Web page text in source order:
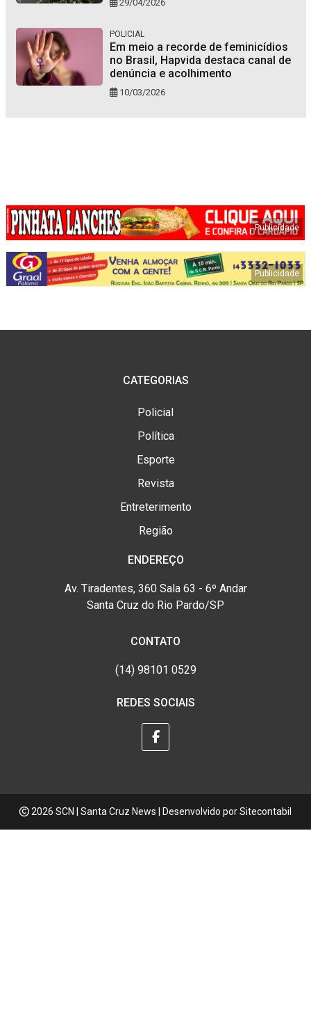
29/04/2026
POLICIAL
Em meio a recorde de feminicídios
no Brasil, Hapvida destaca canal de
denúncia e acolhimento
10/03/2026
CATEGORIAS
Policial
Política
Esporte
Revista
Entreterimento
Região
ENDEREÇO
Av. Tiradentes, 360 Sala 63 - 6º Andar
Santa Cruz do Rio Pardo/SP
CONTATO
(14) 98101 0529
REDES SOCIAIS
2026 SCN | Santa Cruz News | Desenvolvido porSitecontabil